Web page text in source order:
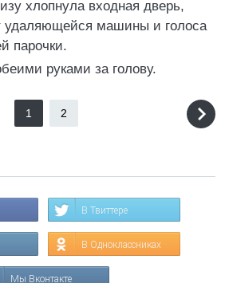
хлопнула входная дверь,
удаляющейся машины и голоса
парочки.
руками за голову.
1 2
В Твиттере
В Одноклассниках
Мы Вконтакте